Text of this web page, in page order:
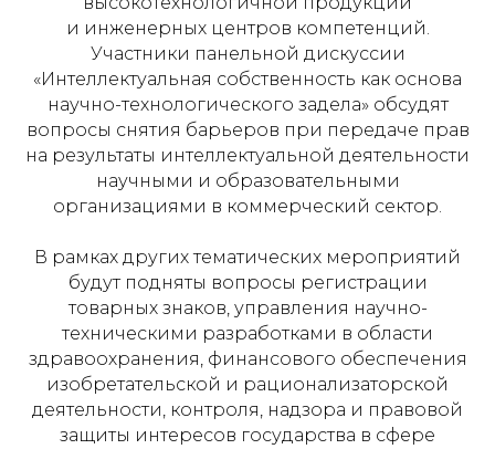
и инженерных центров компетенций.
Участники панельной дискуссии
«Интеллектуальная собственность как основа
научно-технологического задела» обсудят
вопросы снятия барьеров при передаче прав
на результаты интеллектуальной деятельности
научными и образовательными
организациями в коммерческий сектор.
В рамках других тематических мероприятий
будут подняты вопросы регистрации
товарных знаков, управления научно-
техническими разработками в области
здравоохранения, финансового обеспечения
изобретательской и рационализаторской
деятельности, контроля, надзора и правовой
защиты интересов государства в сфере